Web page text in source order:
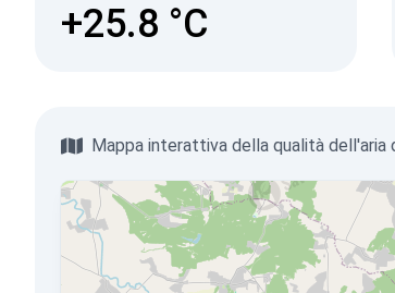
+25.8 °C
Mappa interattiva della qualità dell'aria